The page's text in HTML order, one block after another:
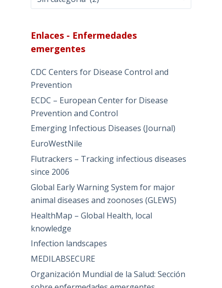
–
categorías
Enlaces - Enfermedades
emergentes
CDC Centers for Disease Control and
Prevention
ECDC – European Center for Disease
Prevention and Control
Emerging Infectious Diseases (Journal)
EuroWestNile
Flutrackers – Tracking infectious diseases
since 2006
Global Early Warning System for major
animal diseases and zoonoses (GLEWS)
HealthMap – Global Health, local
knowledge
Infection landscapes
MEDILABSECURE
Organización Mundial de la Salud: Sección